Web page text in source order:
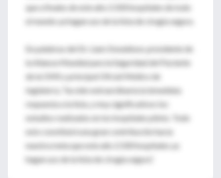
que a finales de este año 2.500 hospitales de todo
el mundo ya hagan uso de la lista de cirugía segura.
En palabras del Dr. Liam Donaldson, presidente de
la Alianza Mundial para la Seguridad del Paciente
de la OMS y principal Oficial Médico de
Inglaterra, “ha sido extraordinaria la inmediata
respuesta a la lista, y muy significativos los
estudios realizados en los hospitales piloto. Todo
esto constituirá una gran contribución hacia
nuestra meta que este año 2.500 hospitales ya
hagan uso de la lista de cirugía segura”.